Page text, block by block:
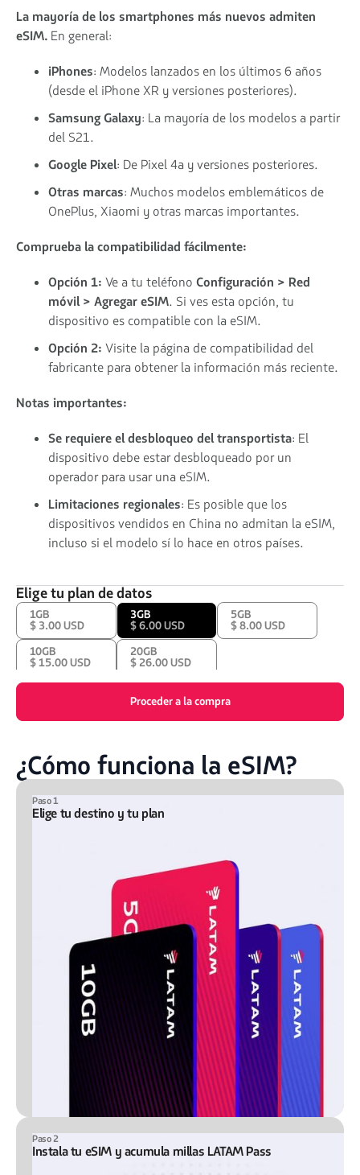
La mayoría de los smartphones más nuevos admiten
eSIM. En general:
iPhones: Modelos lanzados en los últimos 6 años
(desde el iPhone XR y versiones posteriores).
Samsung Galaxy: La mayoría de los modelos a partir
del S21.
Google Pixel: De Pixel 4a y versiones posteriores.
Otras marcas: Muchos modelos emblemáticos de
OnePlus, Xiaomi y otras marcas importantes.
Comprueba la compatibilidad fácilmente:
Opción 1: Ve a tu teléfono Configuración > Red
móvil > Agregar eSIM. Si ves esta opción, tu
dispositivo es compatible con la eSIM.
Opción 2: Visite la página de compatibilidad del
fabricante para obtener la información más reciente.
Notas importantes:
Se requiere el desbloqueo del transportista: El
dispositivo debe estar desbloqueado por un
operador para usar una eSIM.
Limitaciones regionales: Es posible que los
dispositivos vendidos en China no admitan la eSIM,
incluso si el modelo sí lo hace en otros países.
Elige tu plan de datos
1GB
$ 3.00 USD
3GB
$ 6.00 USD
5GB
$ 8.00 USD
10GB
$ 15.00 USD
20GB
$ 26.00 USD
Proceder a la compra
¿Cómo funciona la eSIM?
Paso 1
Elige tu destino y tu plan
Paso 2
Instala tu eSIM y acumula millas LATAM Pass